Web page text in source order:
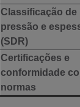
Classificação de
pressão e
(SDR)
Certificações e
conformidade
normas